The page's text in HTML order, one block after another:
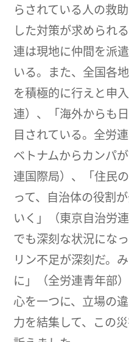
らされている人の救
した対策が求められ
連は現地に仲間を派
いる。また、全国各
を積極的に行えと申
連）、「海外からも
目されている。全労
ベトナムからカンパ
連国際局）、「住民
って、自治体の役割
いく」（東京自治労
でも深刻な状況にな
リン不足が深刻だ。
に」（全労連青年部
心を一つに、立場の
力を結集して、この